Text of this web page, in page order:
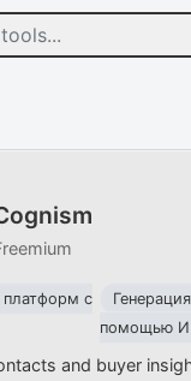
с
помощью
and buyer